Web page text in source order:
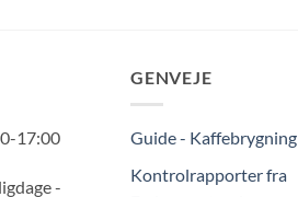
17:00
-
GENVEJE
Guide - Kaffebrygning
Kontrolrapporter fra